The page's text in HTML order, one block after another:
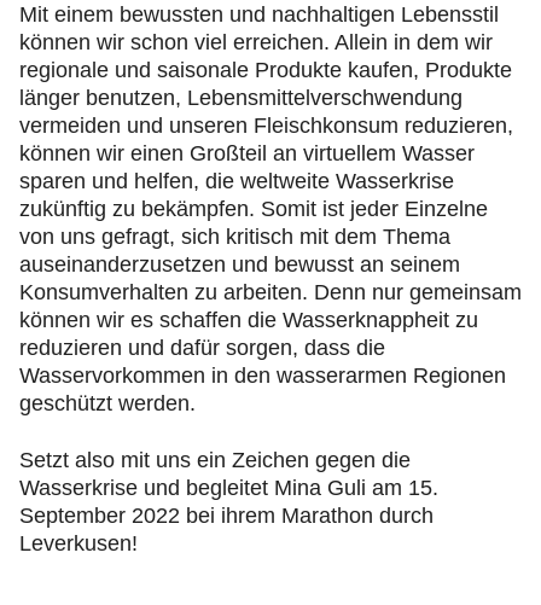
Mit einem bewussten und nachhaltigen Lebensstil
können wir schon viel erreichen. Allein in dem wir
regionale und saisonale Produkte kaufen, Produkte
länger benutzen, Lebensmittelverschwendung
vermeiden und unseren Fleischkonsum reduzieren,
können wir einen Großteil an virtuellem Wasser
sparen und helfen, die weltweite Wasserkrise
zukünftig zu bekämpfen. Somit ist jeder Einzelne
von uns gefragt, sich kritisch mit dem Thema
auseinanderzusetzen und bewusst an seinem
Konsumverhalten zu arbeiten. Denn nur gemeinsam
können wir es schaffen die Wasserknappheit zu
reduzieren und dafür sorgen, dass die
Wasservorkommen in den wasserarmen Regionen
geschützt werden.
Setzt also mit uns ein Zeichen gegen die
Wasserkrise und begleitet Mina Guli am 15.
September 2022 bei ihrem Marathon durch
Leverkusen!